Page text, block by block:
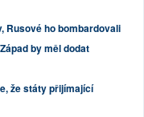
Rusové ho bombardovali
by měl dodat
že státy přijímající